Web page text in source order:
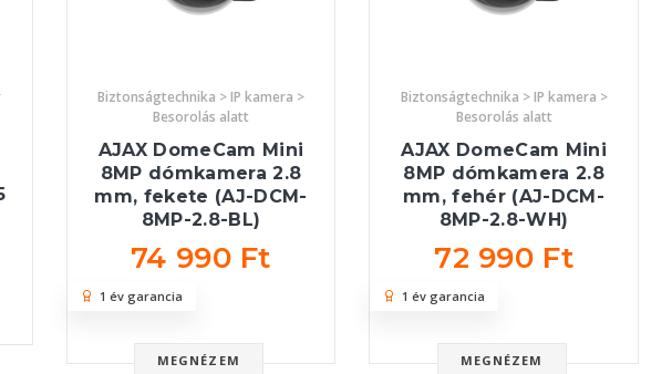
Biztonságtechnika > IP kamera >
Besorolás alatt
AJAX DomeCam Mini
8MP dómkamera 2.8
mm, fekete (AJ-DCM-
8MP-2.8-BL)
74 990 Ft
MEGNÉZEM
1 év garancia
Biztonságtechnika > IP kamera >
Besorolás alatt
AJAX DomeCam Mini
8MP dómkamera 2.8
mm, fehér (AJ-DCM-
8MP-2.8-WH)
72 990 Ft
MEGNÉZEM
1 év garancia